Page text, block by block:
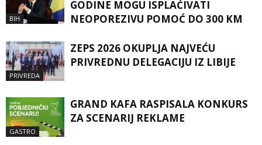
BIH
GODINE MOGU ISPLAĆIVATI
NEOPOREZIVU POMOĆ DO 300 KM
PRIVREDA
ZEPS 2026 OKUPLJA NAJVEĆU
PRIVREDNU DELEGACIJU IZ LIBIJE
GASTRO
GRAND KAFA RASPISALA KONKURS
ZA SCENARIJ REKLAME